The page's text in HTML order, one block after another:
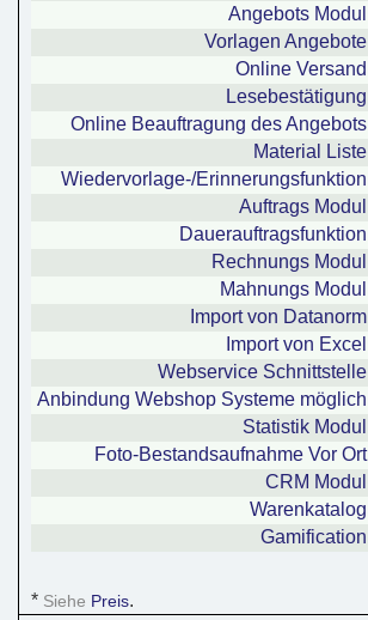
Angebots Modul
Vorlagen Angebote
Online Versand
Lesebestätigung
Online Beauftragung des Angebots
Material Liste
Wiedervorlage-/Erinnerungsfunktion
Auftrags Modul
Dauerauftragsfunktion
Rechnungs Modul
Mahnungs Modul
Import von Datanorm
Import von Excel
Webservice Schnittstelle
Anbindung Webshop Systeme möglich
Statistik Modul
Foto-Bestandsaufnahme Vor Ort
CRM Modul
Warenkatalog
Gamification
* Siehe Preis.